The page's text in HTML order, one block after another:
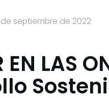
de septiembre de 2022
EN LAS